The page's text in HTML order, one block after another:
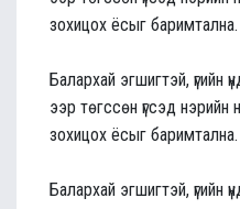
зохицох ёсыг
Балархай эгшигтэй, үгийн
ээр төгссөн үгсэд нэрийн
зохицох ёсыг
Балархай эгшигтэй, үгийн